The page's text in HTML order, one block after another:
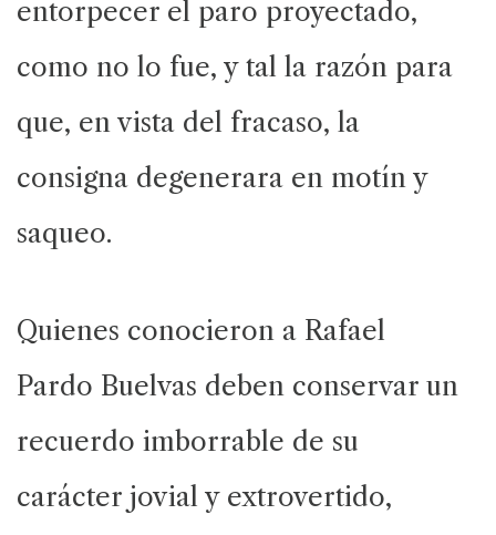
entorpecer el paro proyectado,
como no lo fue, y tal la razón para
que, en vista del fracaso, la
consigna degenerara en motín y
saqueo.
Quienes conocieron a Rafael
Pardo Buelvas deben conservar un
recuerdo imborrable de su
carácter jovial y extrovertido,